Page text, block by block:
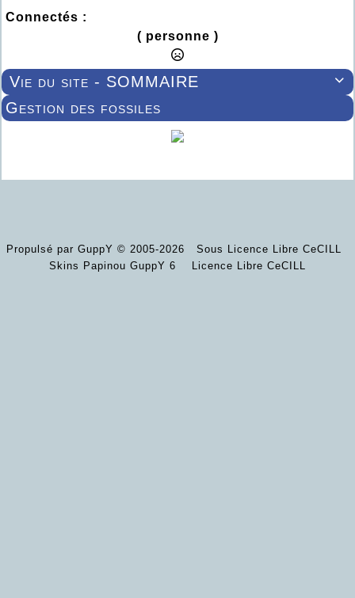
Connectés :
( personne )

Vie du site - SOMMAIRE
Gestion des fossiles
Propulsé par GuppY © 2005-2026
Sous Licence Libre CeCILL
Skins Papinou GuppY 6
Licence Libre CeCILL